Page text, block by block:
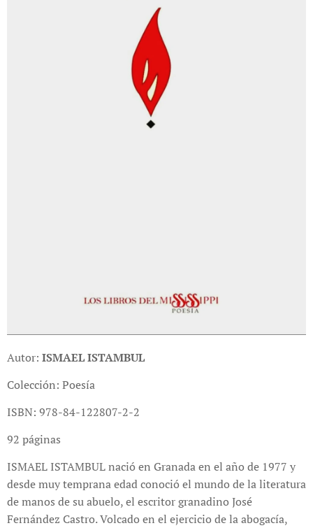
Autor: ISMAEL ISTAMBUL
Colección: Poesía
ISBN: 978-84-122807-2-2
92 páginas
ISMAEL ISTAMBUL nació en Granada en el año de 1977 y
desde muy temprana edad conoció el mundo de la literatura
de manos de su abuelo, el escritor granadino José
Fernández Castro. Volcado en el ejercicio de la abogacía,